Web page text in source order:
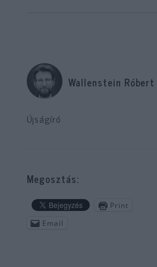
Wallenstein Róbert
Újságíró
Megosztás:
Print
Email